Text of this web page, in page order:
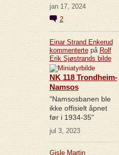
jan 17, 2024
2
Einar Strand Enkerud
kommentertepå Rolf
Erik Sjøstrandsbilde
NK 118 Trondheim-
Namsos
"Namsosbanen ble
ikke offisielt åpnet
før i 1934-35"
jul 3, 2023
Gisle Martin